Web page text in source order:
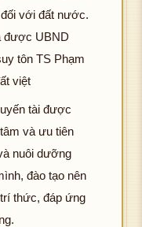
với đất nước.
được UBND
tôn TS Phạm
việt
tài được
và ưu tiên
nuôi dưỡng
đào tạo nên
thức, đáp ứng